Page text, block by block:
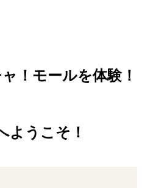
！モールを体験！
ようこそ！